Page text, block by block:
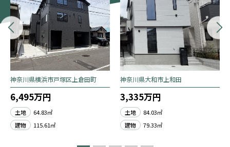
神奈川県横浜市戸塚区上倉田町
6,495万円
土地
64.83㎡
建物
115.61㎡
神奈川県大和市上和田
3,335万円
土地
84.03㎡
建物
79.33㎡